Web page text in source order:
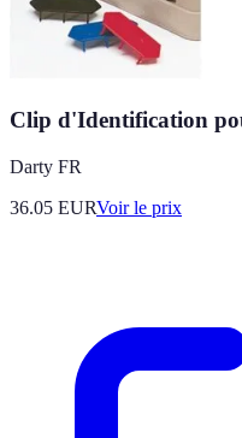
Clip d'Identification
Darty FR
36.05 EURVoir le prix